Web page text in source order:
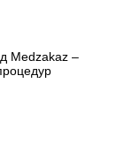
Medzakaz –